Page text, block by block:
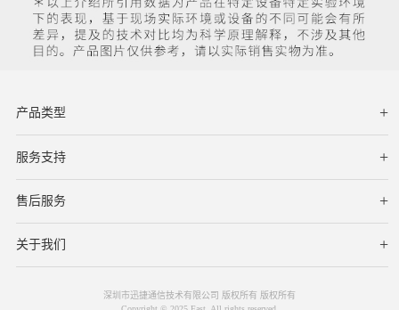
产品类型
服务支持
下载中心
文档与指南
视频教程
售后服务
服务网点
保修条款
关于我们
深圳市迅捷通信技术有限公司 版权所有 版权所有